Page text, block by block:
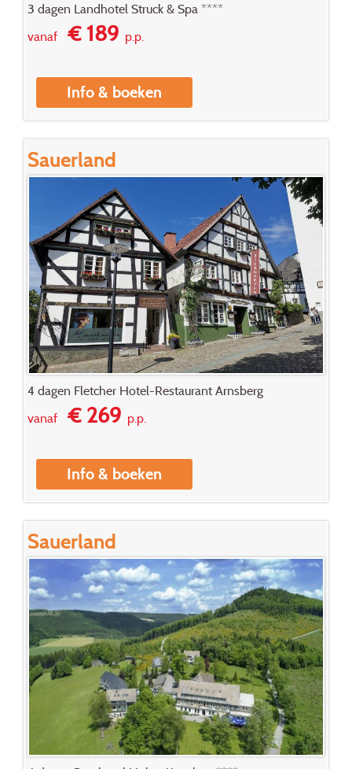
3 dagen Landhotel Struck & Spa ****
vanaf€ 189p.p.
Info & boeken
Sauerland
4 dagen Fletcher Hotel-Restaurant Arnsberg
vanaf€ 269p.p.
Info & boeken
Sauerland